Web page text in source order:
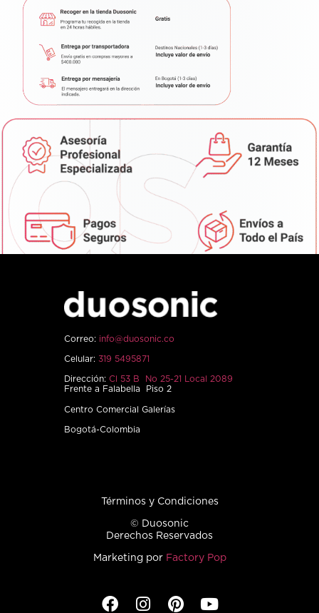
Correo: info@duosonic.co
Celular: 319 5495871
Dirección: Cl 53 B No 25-21 Local 2089
Frente a Falabella Piso 2
Centro Comercial Galerías
Bogotá-Colombia
Términos y Condiciones
© Duosonic
Derechos Reservados
Marketing por Factory Pop